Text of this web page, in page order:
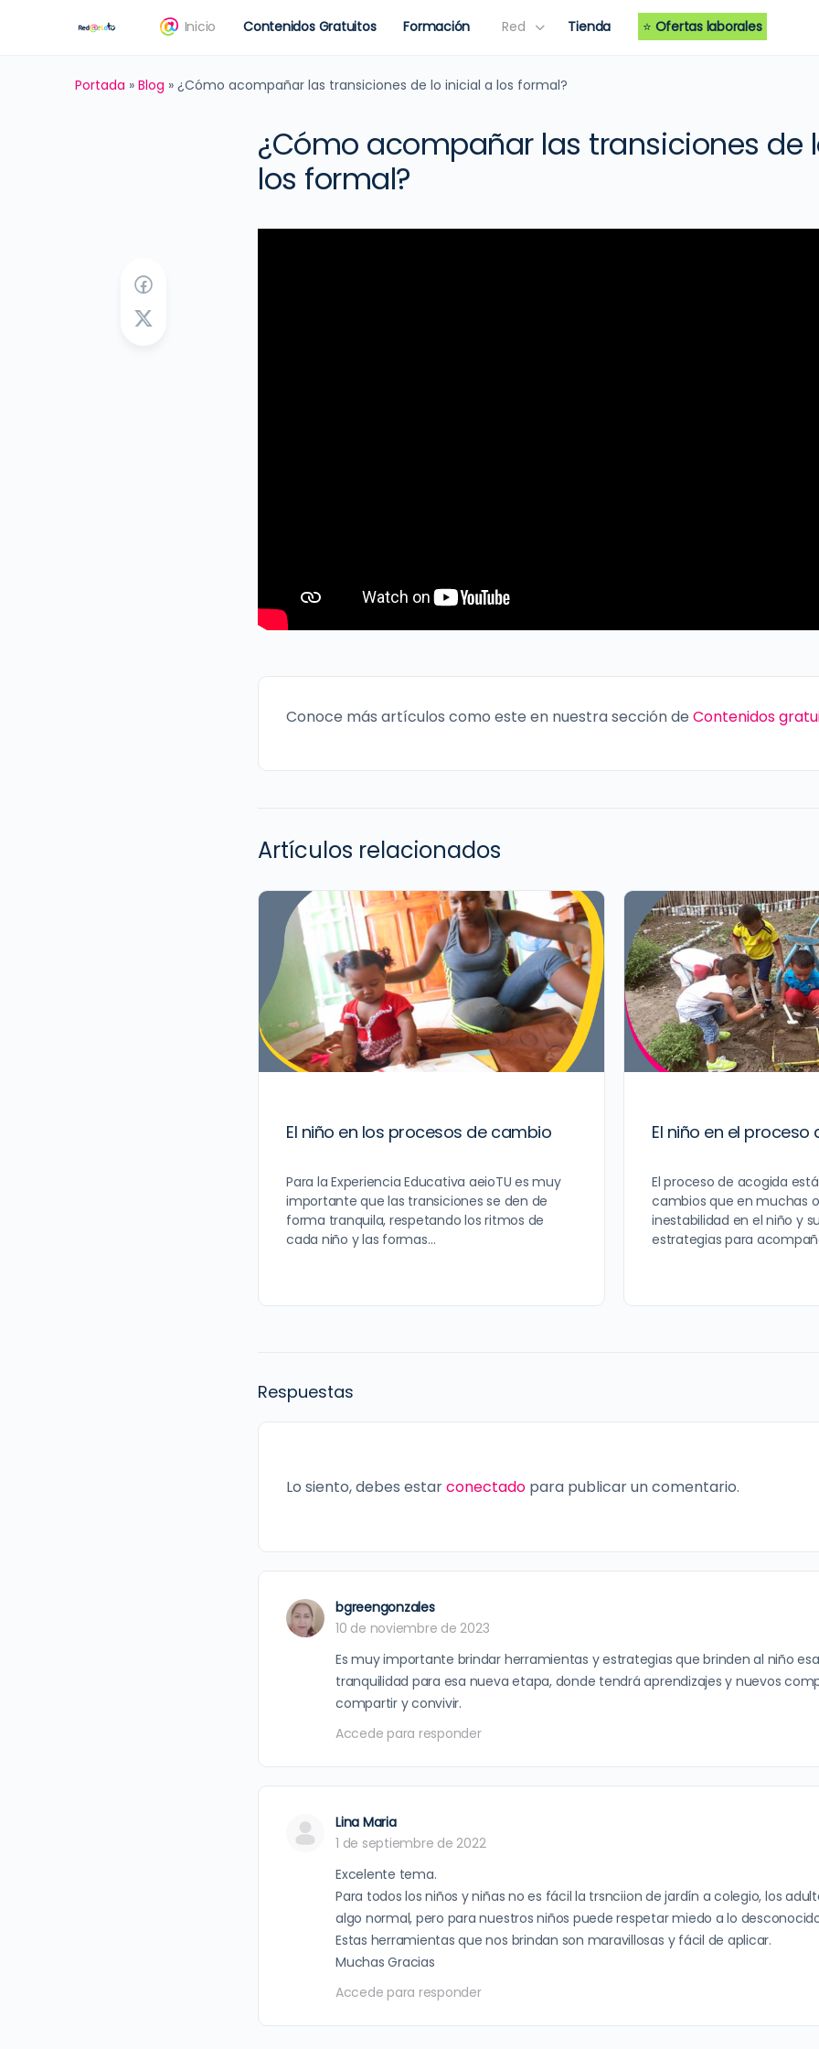
Inicio Contenidos Gratuitos Formación Red Tienda ⭐ Ofertas laborales
Portada » Blog » ¿Cómo acompañar las transiciones de lo inicial a los formal?
¿Cómo acompañar las transiciones de
los formal?
Conoce más artículos como este en nuestra sección de Contenidos
Artículos relacionados
El niño en los procesos de cambio
Para la Experiencia Educativa aeioTU es muy
importante que las transiciones se den de
forma tranquila, respetando los ritmos de
cada niño y las formas…
El niño en el
El proceso de acogida
cambios que en muchas
inestabilidad en el niño y
estrategias para
Respuestas
Lo siento, debes estarconectado para publicar un comentario.
bgreengonzales
10 de noviembre de 2023
Es muy importante brindar herramientas y estrategias que brinden al niño
tranquilidad para esa nueva etapa, donde tendrá aprendizajes y nuevos
compartir y convivir.
Accede para responder
Lina Maria
1 de septiembre de 2022
Excelente tema.
Para todos los niños y niñas no es fácil la trsnciion de jardín a colegio, los
algo normal, pero para nuestros niños puede respetar miedo a lo
Estas herramientas que nos brindan son maravillosas y fácil de aplicar.
Muchas Gracias
Accede para responder